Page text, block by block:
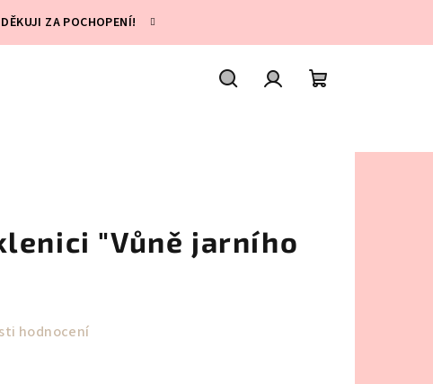
ZA POCHOPENÍ!
košík
"Vůně jarního
hodnocení